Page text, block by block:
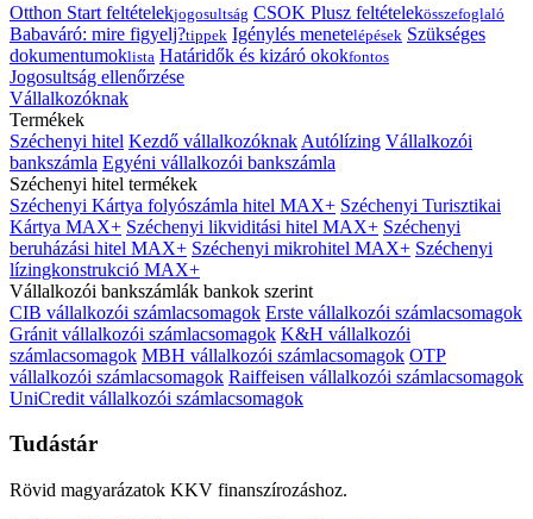
Otthon Start feltételekjogosultság CSOK Plusz feltételekösszefoglaló
Babaváró: mire figyelj?tippek Igénylés menetelépések Szükséges
dokumentumoklista Határidők és kizáró okokfontos
Jogosultság ellenőrzése
Vállalkozóknak
Termékek
Széchenyi hitel Kezdő vállalkozóknak Autólízing Vállalkozói
bankszámla Egyéni vállalkozói bankszámla
Széchenyi hitel termékek
Széchenyi Kártya folyószámla hitel MAX+ Széchenyi Turisztikai
Kártya MAX+ Széchenyi likviditási hitel MAX+ Széchenyi
beruházási hitel MAX+ Széchenyi mikrohitel MAX+ Széchenyi
lízingkonstrukció MAX+
Vállalkozói bankszámlák bankok szerint
CIB vállalkozói számlacsomagok Erste vállalkozói számlacsomagok
Gránit vállalkozói számlacsomagok K&H vállalkozói
számlacsomagok MBH vállalkozói számlacsomagok OTP
vállalkozói számlacsomagok Raiffeisen vállalkozói számlacsomagok
UniCredit vállalkozói számlacsomagok
Tudástár
Rövid magyarázatok KKV finanszírozáshoz.